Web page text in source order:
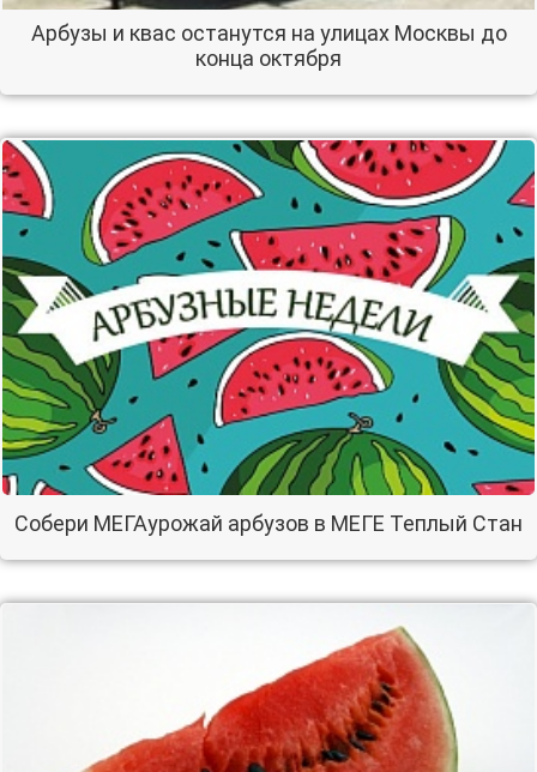
Арбузы и квас останутся на улицах Москвы до
конца октября
Собери МЕГАурожай арбузов в МЕГЕ Теплый Стан